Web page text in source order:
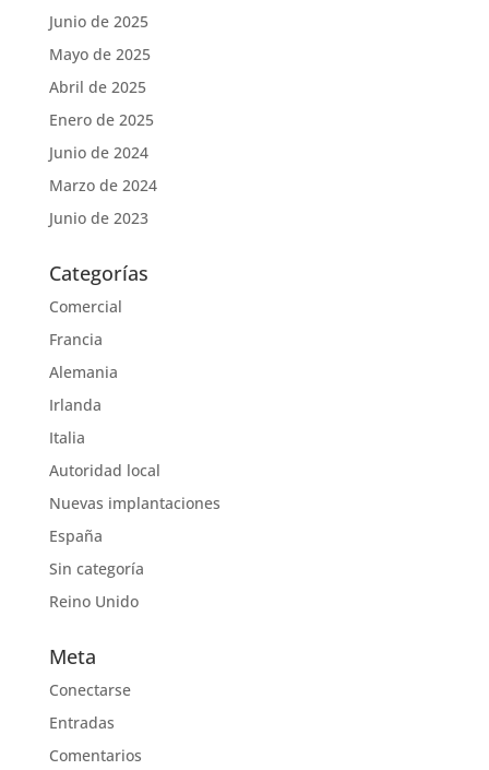
Junio de 2025
Mayo de 2025
Abril de 2025
Enero de 2025
Junio de 2024
Marzo de 2024
Junio de 2023
Categorías
Comercial
Francia
Alemania
Irlanda
Italia
Autoridad local
Nuevas implantaciones
España
Sin categoría
Reino Unido
Meta
Conectarse
Entradas
Comentarios